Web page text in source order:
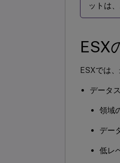
ットは
ESX
ESXでは
データ
領域
デー
低レ